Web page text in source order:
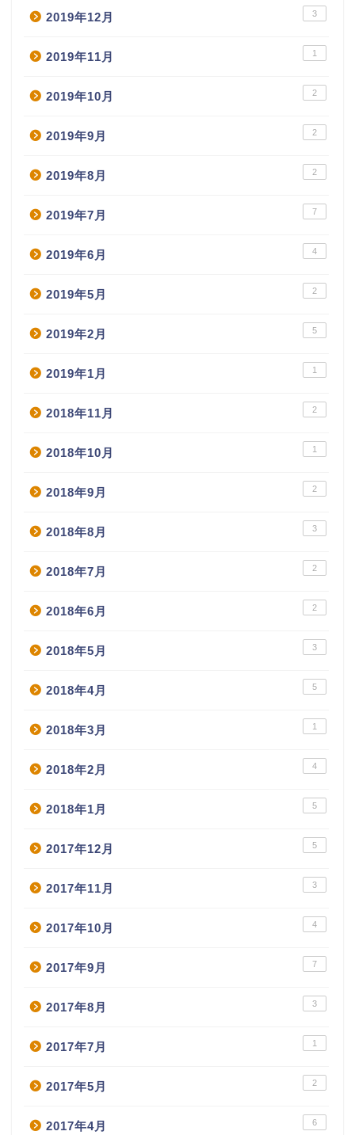
2019年12月 3
2019年11月 1
2019年10月 2
2019年9月 2
2019年8月 2
2019年7月 7
2019年6月 4
2019年5月 2
2019年2月 5
2019年1月 1
2018年11月 2
2018年10月 1
2018年9月 2
2018年8月 3
2018年7月 2
2018年6月 2
2018年5月 3
2018年4月 5
2018年3月 1
2018年2月 4
2018年1月 5
2017年12月 5
2017年11月 3
2017年10月 4
2017年9月 7
2017年8月 3
2017年7月 1
2017年5月 2
2017年4月 6